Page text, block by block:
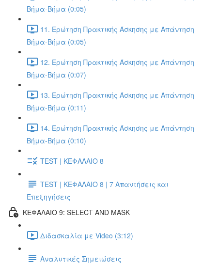
Βήμα-Βήμα (0:05)
11. Ερώτηση Πρακτικής Άσκησης με Απάντηση
Βήμα-Βήμα (0:05)
12. Ερώτηση Πρακτικής Άσκησης με Απάντηση
Βήμα-Βήμα (0:07)
13. Ερώτηση Πρακτικής Άσκησης με Απάντηση
Βήμα-Βήμα (0:11)
14. Ερώτηση Πρακτικής Άσκησης με Απάντηση
Βήμα-Βήμα (0:10)
TEST | ΚΕΦΑΛΑΙΟ 8
TEST | ΚΕΦΑΛΑΙΟ 8 | 7 Απαντήσεις και
Επεξηγήσεις
ΚΕΦΑΛΑΙΟ 9: SELECT AND MASK
Διδασκαλία με Video (3:12)
Αναλυτικές Σημειώσεις